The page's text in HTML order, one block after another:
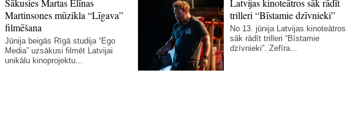
Sākusies Martas Elīnas
Martinsones mūzikla “Līgava”
filmēšana
Jūnija beigās Rīgā studija “Ego
Media” uzsākusi filmēt Latvijai
unikālu kinoprojektu...
Latvijas kinoteātros sāk rādīt
trilleri “Bīstamie dzīvnieki”
No 13. jūnija Latvijas kinoteātros
sāk rādīt trilleri “Bīstamie
dzīvnieki”. Zefīra...